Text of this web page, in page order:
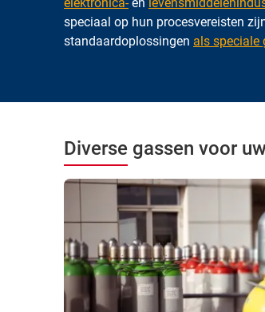
elektronica-en
speciaal op hun procesvereisten
standaardoplossingen als speciale
Diverse gassen voor